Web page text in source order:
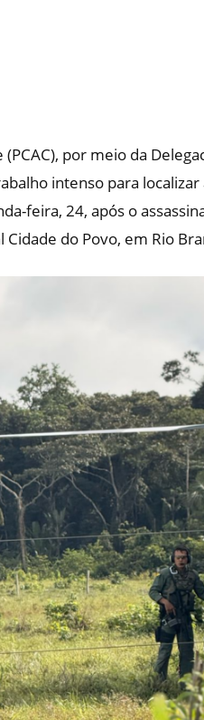
(PCAC), por meio da
intenso para
feira, 24, após o
do Povo, em Rio